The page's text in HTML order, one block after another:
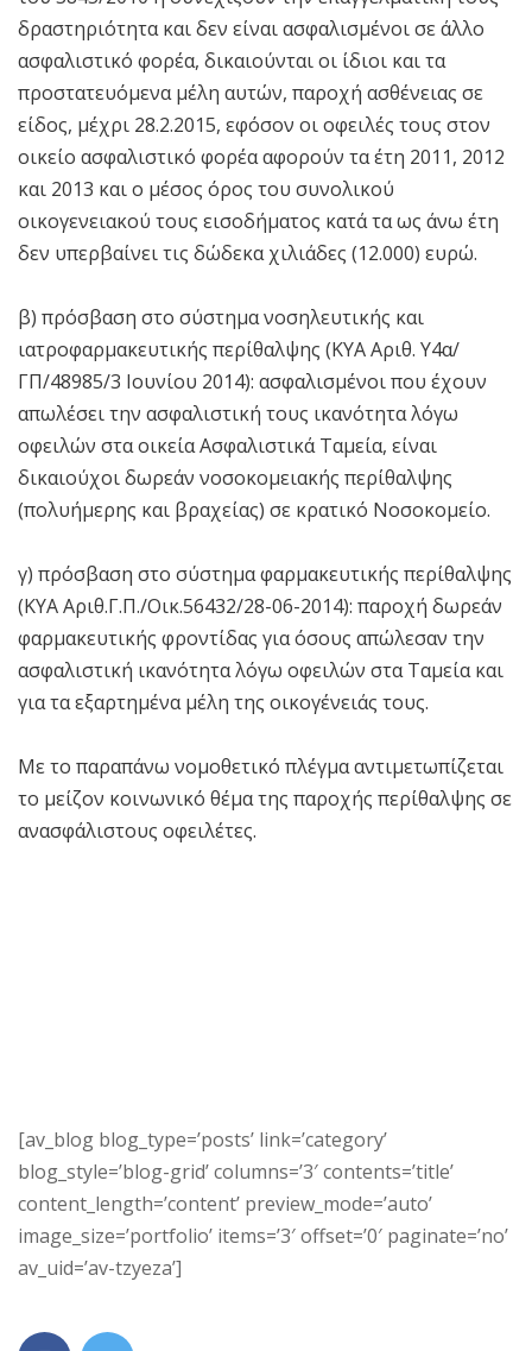
δραστηριότητα και δεν είναι ασφαλισμένοι σε άλλο
ασφαλιστικό φορέα, δικαιούνται οι ίδιοι και τα
προστατευόμενα μέλη αυτών, παροχή ασθένειας σε
είδος, μέχρι 28.2.2015, εφόσον οι οφειλές τους στον
οικείο ασφαλιστικό φορέα αφορούν τα έτη 2011, 2012
και 2013 και ο μέσος όρος του συνολικού
οικογενειακού τους εισοδήματος κατά τα ως άνω έτη
δεν υπερβαίνει τις δώδεκα χιλιάδες (12.000) ευρώ.
β) πρόσβαση στο σύστημα νοσηλευτικής και
ιατροφαρμακευτικής περίθαλψης (ΚΥΑ Αριθ. Υ4α/
ΓΠ/48985/3 Ιουνίου 2014): ασφαλισμένοι που έχουν
απωλέσει την ασφαλιστική τους ικανότητα λόγω
οφειλών στα οικεία Ασφαλιστικά Ταμεία, είναι
δικαιούχοι δωρεάν νοσοκομειακής περίθαλψης
(πολυήμερης και βραχείας) σε κρατικό Νοσοκομείο.
γ) πρόσβαση στο σύστημα φαρμακευτικής περίθαλψης
(ΚΥΑ Αριθ.Γ.Π./Οικ.56432/28-06-2014): παροχή δωρεάν
φαρμακευτικής φροντίδας για όσους απώλεσαν την
ασφαλιστική ικανότητα λόγω οφειλών στα Ταμεία και
για τα εξαρτημένα μέλη της οικογένειάς τους.
Με το παραπάνω νομοθετικό πλέγμα αντιμετωπίζεται
το μείζον κοινωνικό θέμα της παροχής περίθαλψης σε
ανασφάλιστους οφειλέτες.
[av_blog blog_type=’posts’ link=’category’
blog_style=’blog-grid’ columns=’3′ contents=’title’
content_length=’content’ preview_mode=’auto’
image_size=’portfolio’ items=’3′ offset=’0′ paginate=’no’
av_uid=’av-tzyeza’]